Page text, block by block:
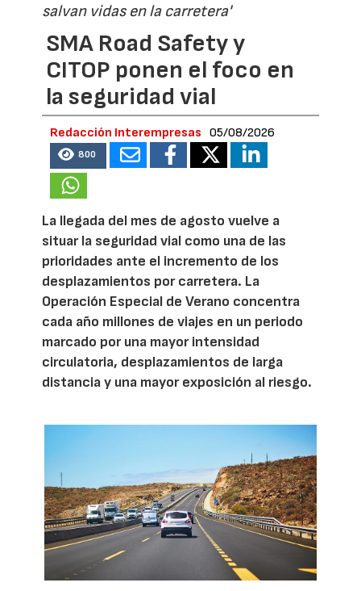
salvan vidas en la carretera'
SMA Road Safety y
CITOP ponen el foco en
la seguridad vial
Redacción Interempresas 05/08/2026
800
La llegada del mes de agosto vuelve a
situar la seguridad vial como una de las
prioridades ante el incremento de los
desplazamientos por carretera. La
Operación Especial de Verano concentra
cada año millones de viajes en un periodo
marcado por una mayor intensidad
circulatoria, desplazamientos de larga
distancia y una mayor exposición al riesgo.